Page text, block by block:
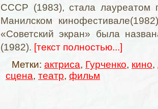
СССР (1983), стала лауреатом
Манилском
«Советский экран» была
(1982). [текст полностью...]
Метки: актриса, Гурченко, кино,
сцена, театр, фильм